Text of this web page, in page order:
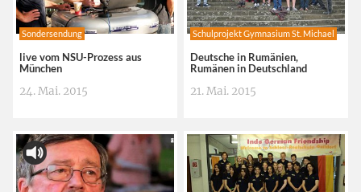
Sondersendung
live vom NSU-Prozess aus
München
24. Mai. 2015
Schulprojekt Gymnasium St. Michael
Deutsche in Rumänien,
Rumänen in Deutschland
21. Mai. 2015